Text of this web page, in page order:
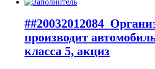
##20032012084
производит
класса 5, акциз